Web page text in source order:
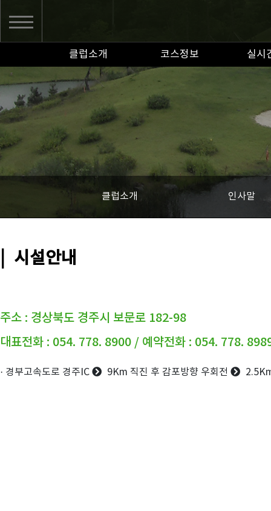
클럽소개 코스정보 실시
클럽소개 인사말
시설안내
주소 : 경상북도 경주시 보문로 182-98
대표전화 : 054. 778. 8900 / 예약전화 : 054. 778.
· 경부고속도로 경주IC 9Km 직진 후 감포방향 우회전